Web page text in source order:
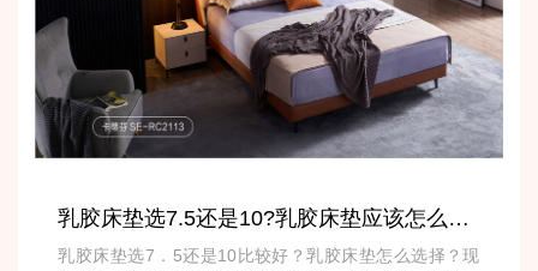
乳胶床垫选7.5还是10?乳胶床垫应该怎么选择?
乳胶床垫选7．5还是10比较好？乳胶床垫怎么选择？现